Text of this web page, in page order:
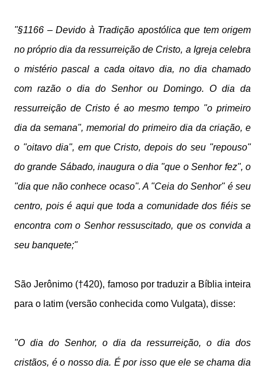
"§1166 – Devido à Tradição apostólica que tem origem
no próprio dia da ressurreição de Cristo, a Igreja celebra
o mistério pascal a cada oitavo dia, no dia chamado
com razão o dia do Senhor ou Domingo. O dia da
ressurreição de Cristo é ao mesmo tempo "o primeiro
dia da semana", memorial do primeiro dia da criação, e
o "oitavo dia", em que Cristo, depois do seu "repouso"
do grande Sábado, inaugura o dia "que o Senhor fez", o
"dia que não conhece ocaso". A "Ceia do Senhor" é seu
centro, pois é aqui que toda a comunidade dos fiéis se
encontra com o Senhor ressuscitado, que os convida a
seu banquete;"
São Jerônimo (†420), famoso por traduzir a Bíblia inteira
para o latim (versão conhecida como Vulgata), disse:
"O dia do Senhor, o dia da ressurreição, o dia dos
cristãos, é o nosso dia. É por isso que ele se chama dia